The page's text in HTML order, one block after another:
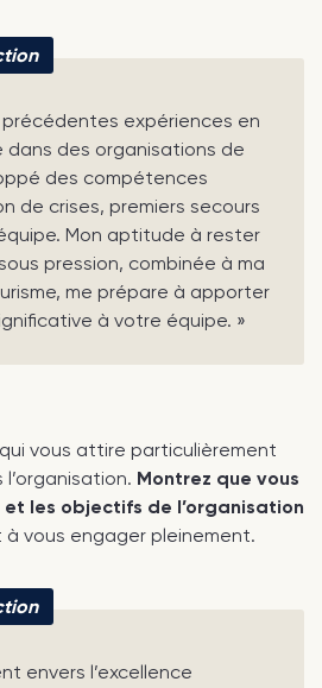
précédentes expériences en
des organisations de
des compétences
de crises, premiers secours
Mon aptitude à rester
pression, combinée à ma
me prépare à apporter
à votre équipe. »
vous attire particulièrement
Montrez que vous
les objectifs de l’organisation
vous engager pleinement.
envers l’excellence